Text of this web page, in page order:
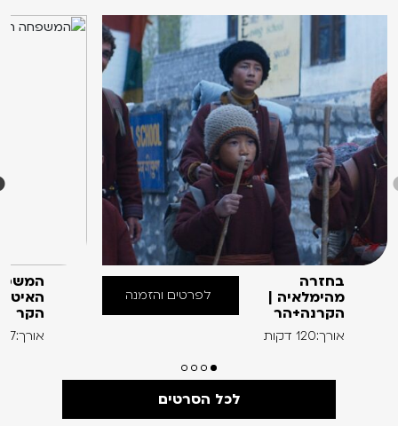
בחזרה
מהימלאיה |
הקרנה+הר
אורך:120 דקות
לפרטים והזמנה
הקר
אורך:97 דקות
לכל הסרטים